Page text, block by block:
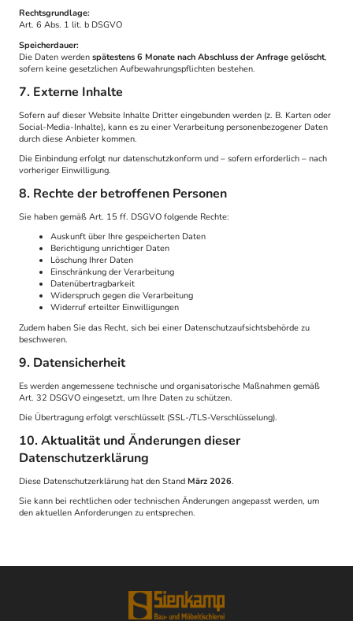
Rechtsgrundlage:
Art. 6 Abs. 1 lit. b DSGVO
Speicherdauer:
Die Daten werden spätestens 6 Monate nach Abschluss der Anfrage gelöscht,
sofern keine gesetzlichen Aufbewahrungspflichten bestehen.
7. Externe Inhalte
Sofern auf dieser Website Inhalte Dritter eingebunden werden (z. B. Karten oder
Social-Media-Inhalte), kann es zu einer Verarbeitung personenbezogener Daten
durch diese Anbieter kommen.
Die Einbindung erfolgt nur datenschutzkonform und – sofern erforderlich – nach
vorheriger Einwilligung.
8. Rechte der betroffenen Personen
Sie haben gemäß Art. 15 ff. DSGVO folgende Rechte:
Auskunft über Ihre gespeicherten Daten
Berichtigung unrichtiger Daten
Löschung Ihrer Daten
Einschränkung der Verarbeitung
Datenübertragbarkeit
Widerspruch gegen die Verarbeitung
Widerruf erteilter Einwilligungen
Zudem haben Sie das Recht, sich bei einer Datenschutzaufsichtsbehörde zu
beschweren.
9. Datensicherheit
Es werden angemessene technische und organisatorische Maßnahmen gemäß
Art. 32 DSGVO eingesetzt, um Ihre Daten zu schützen.
Die Übertragung erfolgt verschlüsselt (SSL-/TLS-Verschlüsselung).
10. Aktualität und Änderungen dieser
Datenschutzerklärung
Diese Datenschutzerklärung hat den Stand März 2026.
Sie kann bei rechtlichen oder technischen Änderungen angepasst werden, um
den aktuellen Anforderungen zu entsprechen.